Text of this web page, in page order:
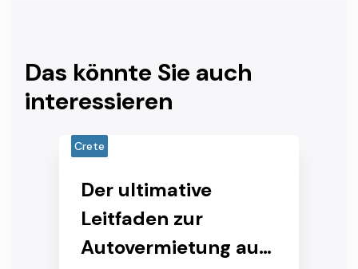
Das könnte Sie auch
interessieren
Crete
Der ultimative
Leitfaden zur
Autovermietung auf